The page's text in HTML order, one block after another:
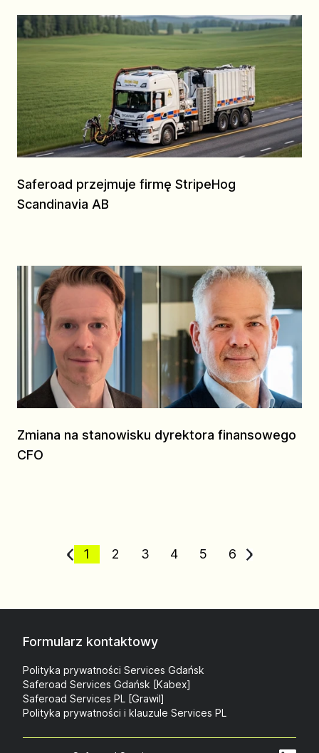
Saferoad przejmuje firmę StripeHog
Scandinavia AB
Zmiana na stanowisku dyrektora finansowego
CFO
1 2 3 4 5 6
Formularz kontaktowy
Polityka prywatności Services Gdańsk
Saferoad Services Gdańsk [Kabex]
Saferoad Services PL [Grawil]
Polityka prywatności i klauzule Services PL